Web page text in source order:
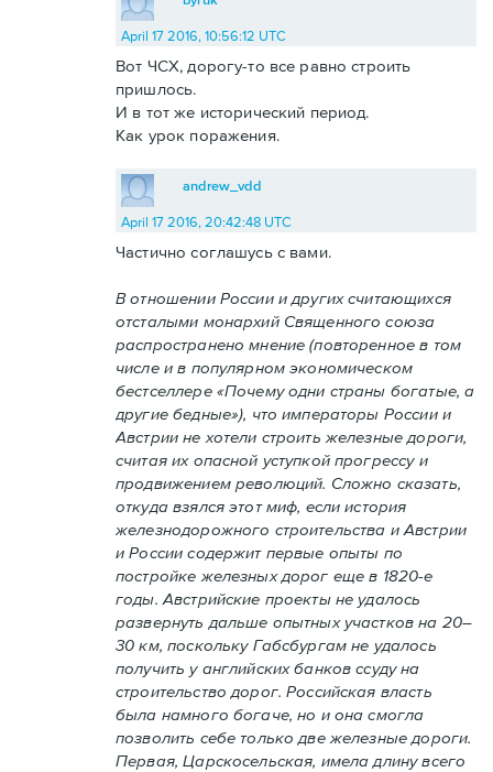
April 17 2016, 10:56:12 UTC
Вот ЧСХ, дорогу-то все равно строить
пришлось.
И в тот же исторический период.
Как урок поражения.
andrew_vdd
April 17 2016, 20:42:48 UTC
Частично соглашусь с вами.
В отношении России и других считающихся
отсталыми монархий Священного союза
распространено мнение (повторенное в том
числе и в популярном экономическом
бестселлере «Почему одни страны богатые, а
другие бедные»), что императоры России и
Австрии не хотели строить железные дороги,
считая их опасной уступкой прогрессу и
продвижением революций. Сложно сказать,
откуда взялся этот миф, если история
железнодорожного строительства и Австрии
и России содержит первые опыты по
постройке железных дорог еще в 1820-е
годы. Австрийские проекты не удалось
развернуть дальше опытных участков на 20–
30 км, поскольку Габсбургам не удалось
получить у английских банков ссуду на
строительство дорог. Российская власть
была намного богаче, но и она смогла
позволить себе только две железные дороги.
Первая, Царскосельская, имела длину всего